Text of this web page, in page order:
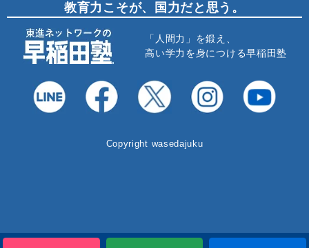
教育力こそが、国力だと思う。
「人間力」を鍛え、
高い学力を身につける早稲田塾
Copyright wasedajuku